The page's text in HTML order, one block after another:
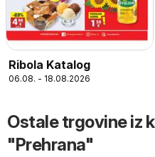
Ribola Katalog
06.08. - 18.08.2026
Ostale trgovine iz
"Prehrana"